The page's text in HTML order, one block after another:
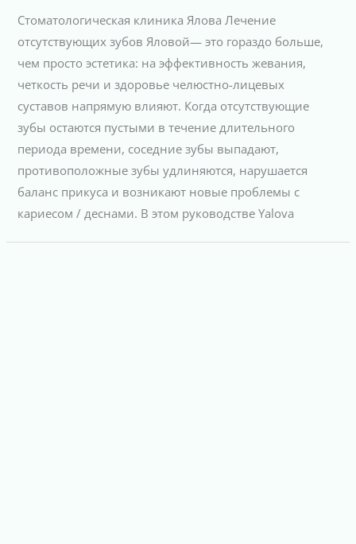
Стоматологическая клиника Ялова Лечение
отсутствующих зубов Яловой— это гораздо больше,
чем просто эстетика: на эффективность жевания,
четкость речи и здоровье челюстно-лицевых
суставов напрямую влияют. Когда отсутствующие
зубы остаются пустыми в течение длительного
периода времени, соседние зубы выпадают,
противоположные зубы удлиняются, нарушается
баланс прикуса и возникают новые проблемы с
кариесом / деснами. В этом руководстве Yalova